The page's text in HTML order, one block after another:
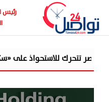
رئيس
على «سكاي تاور».. صفقة مرتقبة